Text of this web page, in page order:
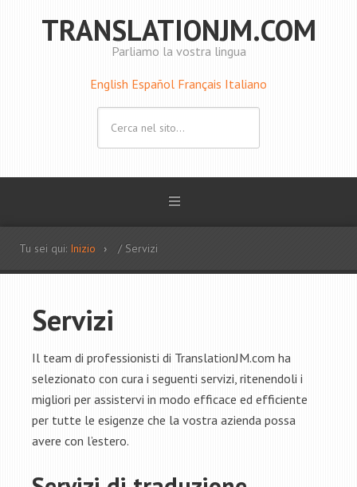
TRANSLATIONJM.COM
Parliamo la vostra lingua
English Español Français Italiano
Tu sei qui: Inizio / Servizi
Servizi
Il team di professionisti di TranslationJM.com ha
selezionato con cura i seguenti servizi, ritenendoli i
migliori per assistervi in modo efficace ed efficiente
per tutte le esigenze che la vostra azienda possa
avere con l’estero.